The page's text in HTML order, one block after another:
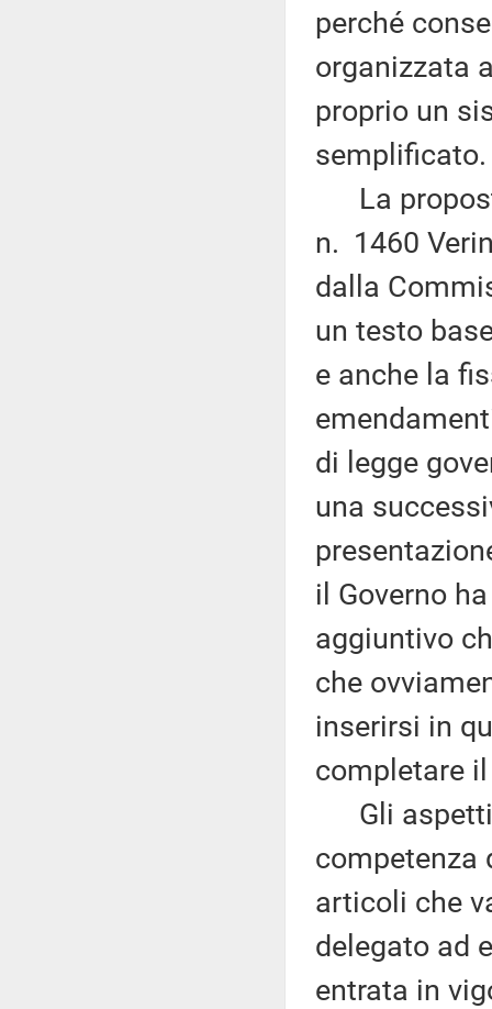
perché
organizzata
proprio un
semplificato.
La
n. 1460
dalla
un testo
e anche la
di legge
una
il Governo
aggiuntivo
che
inserirsi in
completare
Gli aspetti
competenza
articoli che
delegato ad
entrata in